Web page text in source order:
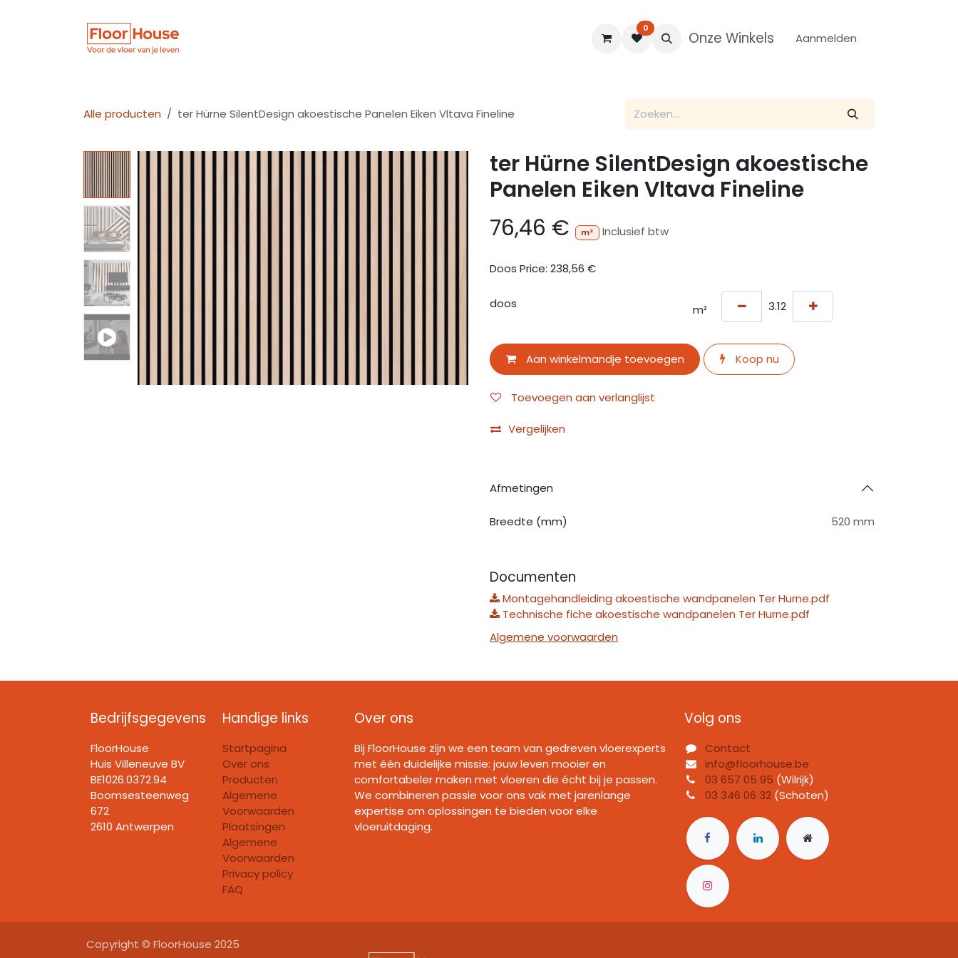
Blogs
0
Onze Winkels Aanmelden
Alle producten ter Hürne SilentDesign akoestische Panelen Eiken Vltava Fineline
ter Hürne SilentDesign akoestische
Panelen Eiken Vltava Fineline
76,46 € m² Inclusief btw
Doos Price: 238,56 €
doos m²
Aan winkelmandje toevoegen Koop nu
Toevoegen aan verlanglijst
Vergelijken
Afmetingen
Breedte (mm) 520 mm
Documenten
Montagehandleiding akoestische wandpanelen Ter Hurne.pdf
Technische fiche akoestische wandpanelen Ter Hurne.pdf
Algemene voorwaarden
Volg ons
Contact
info@floorhouse.be
03 657 05 95 (Wilrijk)
03 346 06 32(Schoten)
Over ons
Bij FloorHouse zijn we een team van gedreven vloerexperts
met één duidelijke missie: jouw leven mooier en
comfortabeler maken met vloeren die écht bij je passen.
We combineren passie voor ons vak met jarenlange
expertise om oplossingen te bieden voor elke
vloeruitdaging.
Handige links
Startpagina
Over ons
Producten
Algemene
Voorwaarden
Plaatsingen
Algemene
Voorwaarden
Privacy policy
FAQ
Bedrijfsgegevens
FloorHouse
Huis Villeneuve BV​
BE1026.0372.94
Boomsesteenweg
672
2610 Antwerpen
Copyright © FloorHouse 2025